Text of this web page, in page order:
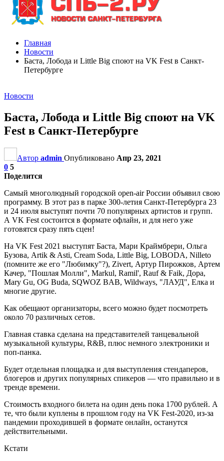
Главная
Новости
Баста, Лобода и Little Big споют на VK Fest в Санкт-
Петербурге
Новости
Баста, Лобода и Little Big споют на VK
Fest в Санкт-Петербурге
Автор admin Опубликовано Апр 23, 2021
0 5
Поделится
Самый многолюдный городской open-air России объявил свою
программу. В этот раз в парке 300-летия Санкт-Петербурга 23
и 24 июля выступят почти 70 популярных артистов и групп.
А VK Fest состоится в формате офлайн, и для него уже
готовятся сразу пять сцен!
На VK Fest 2021 выступят Баста, Мари Краймбрери, Ольга
Бузова, Artik & Asti, Cream Soda, Little Big, LOBODA, Nilleto
(помните же его "Любимку"?), Zivert, Артур Пирожков, Артем
Качер, "Пошлая Молли", Markul, Ramil', Rauf & Faik, Дора,
Mary Gu, OG Buda, SQWOZ BAB, Wildways, "ЛАУД", Елка и
многие другие.
Как обещают организаторы, всего можно будет посмотреть
около 70 различных сетов.
Главная ставка сделана на представителей танцевальной
музыкальной культуры, R&B, плюс немного электроники и
поп-панка.
Будет отдельная площадка и для выступления стендаперов,
блогеров и других популярных спикеров — что правильно и в
тренде времени.
Стоимость входного билета на один день пока 1700 рублей. А
те, что были куплены в прошлом году на VK Fest-2020, из-за
пандемии проходившей в формате онлайн, останутся
действительными.
Кстати